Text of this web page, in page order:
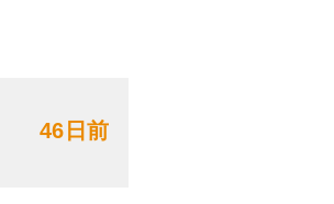
46日前